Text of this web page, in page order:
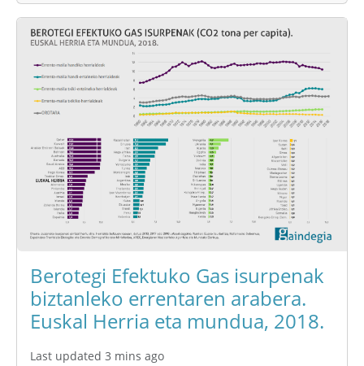
Berotegi Efektuko Gas isurpenak
biztanleko errentaren arabera.
Euskal Herria eta mundua, 2018.
Last updated 3 mins ago